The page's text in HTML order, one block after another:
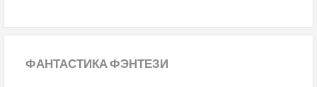
ФАНТАСТИКАФЭНТЕЗИ